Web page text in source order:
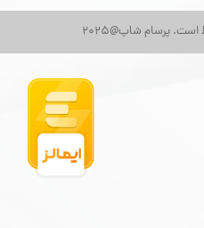
پرسام شاپ@2025